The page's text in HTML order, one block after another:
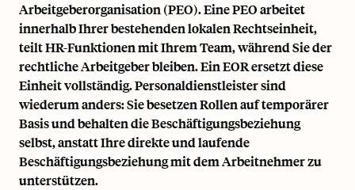
Arbeitgeberorganisation (PEO). Eine PEO arbeitet
innerhalb Ihrer bestehenden lokalen Rechtseinheit,
teilt HR-Funktionen mit Ihrem Team, während Sie der
rechtliche Arbeitgeber bleiben. Ein EOR ersetzt diese
Einheit vollständig. Personaldienstleister sind
wiederum anders: Sie besetzen Rollen auf temporärer
Basis und behalten die Beschäftigungsbeziehung
selbst, anstatt Ihre direkte und laufende
Beschäftigungsbeziehung mit dem Arbeitnehmer zu
unterstützen.